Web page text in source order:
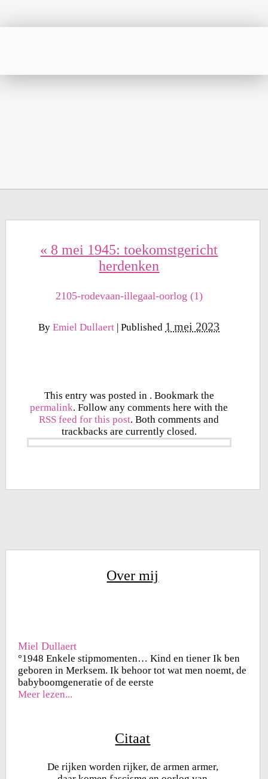
« 8 mei 1945: toekomstgericht
herdenken
2105-rodevaan-illegaal-oorlog (1)
ByEmiel Dullaert |Published 1 mei 2023
This entry was posted in . Bookmark the
permalink. Follow any comments here with the
RSS feed for this post. Both comments and
trackbacks are currently closed.
Over mij
Miel Dullaert
°1948 Enkele stipmomenten… Kind en tiener Ik ben
geboren in Merksem. Ik behoor tot wat men noemt, de
babyboomgeneratie of de eerste
Meer lezen...
Citaat
De rijken worden rijker, de armen armer,